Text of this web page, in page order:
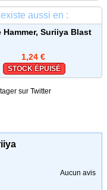
existe aussi en :
Hammer, Suriiya Blast
1,24 €
STOCK ÉPUISÉ
sur Twitter
Aucun avis